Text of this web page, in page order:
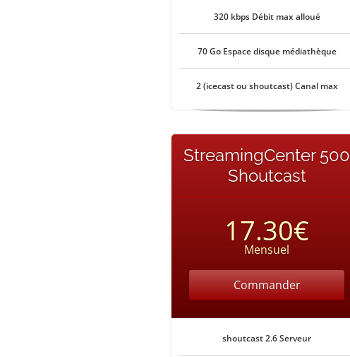
320 kbps Débit max alloué
70 Go Espace disque médiathèque
2 (icecast ou shoutcast) Canal max
StreamingCenter 500
Shoutcast
17.30€
Mensuel
Commander
shoutcast 2.6 Serveur